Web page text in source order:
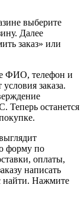
выберите
Далее
заказ» или
ФИО, телефон и
заказа.
Теперь останется
форму по
оплаты,
написать
найти. Нажмите